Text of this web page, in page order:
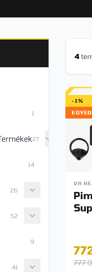
1
27
14
26
52
9
41
4
-1%
VR
777